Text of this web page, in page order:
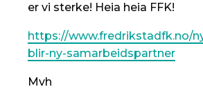
er vi sterke! Heia heia FFK!
https://www.fredrikstadfk.no/
blir-ny-samarbeidspartner
Mvh